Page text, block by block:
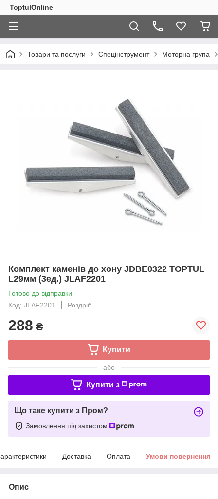
ToptulOnline
Товари та послуги Спецінструмент Моторна група
Комплект каменів до хону JDBE0322 TOPTUL
L29мм (3ед.) JLAF2201
Готово до відправки
Код: JLAF2201
Роздріб
288 ₴
Купити
або
Купити з
Що таке купити з Пром?
Замовлення під захистом
Доставка Оплата Умови повернення
Опис